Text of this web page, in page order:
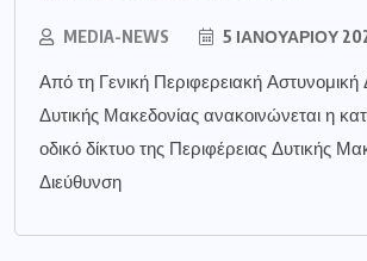
MEDIA-NEWS 5 ΙΑΝΟΥΑΡΊΟΥ
Από τη Γενική Περιφερειακή Αστυνομική
Δυτικής Μακεδονίας ανακοινώνεται η
οδικό δίκτυο της Περιφέρειας Δυτικής
Διεύθυνση